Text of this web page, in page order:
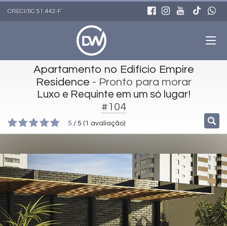
CRECI/SC 51.442-F
Apartamento no Edifício Empire
Residence - Pronto para morar
Luxo e Requinte em um só lugar!
#104
5 / 5 ( 1 avaliação)